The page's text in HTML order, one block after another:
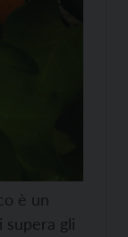
è un
supera gli